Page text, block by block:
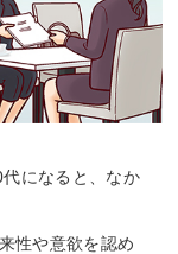
になると、なか
性や意欲を認め